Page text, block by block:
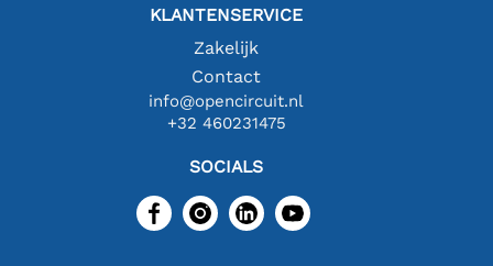
KLANTENSERVICE
Zakelijk
Contact
info@opencircuit.nl
+32 460231475
SOCIALS